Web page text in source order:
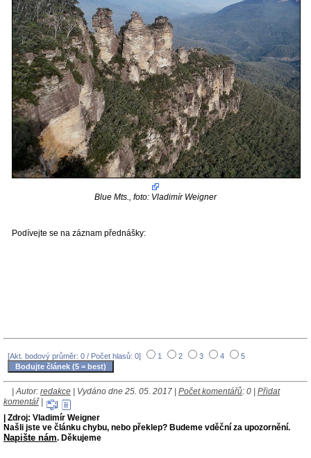
Blue Mts., foto: Vladimír Weigner
Podívejte se na záznam přednášky:
[Akt. bodový průměr: 0 / Počet hlasů: 0] 1 2 3 4 5
| Autor: redakce | Vydáno dne 25. 05. 2017 | Počet komentářů: 0 | Přidat
komentář|
| Zdroj: Vladimír Weigner
Našli jste ve článku chybu, nebo překlep? Budeme vděční za upozornění.
Napište nám. Děkujeme